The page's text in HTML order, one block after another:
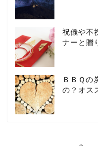
祝儀や不
ナーと贈
ＢＢＱの
の？オス